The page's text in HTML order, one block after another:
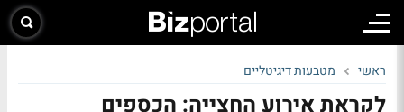
ראשי מטבעות דיגיטליים
לקראת אירוע החצייה: הכספים